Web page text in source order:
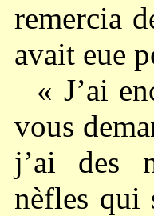
remercia
avait eue
« J’ai
vous
j’ai des
nèfles qui